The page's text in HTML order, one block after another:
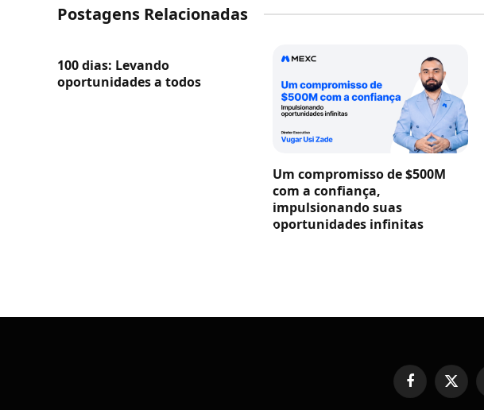
Postagens Relacionadas
100 dias: Levando
oportunidades a todos
Um compromisso de $500M
com a confiança,
impulsionando suas
oportunidades infinitas
FacebookX
(Twitter)